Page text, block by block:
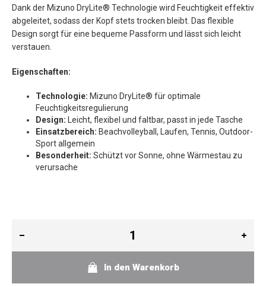
Dank der Mizuno DryLite® Technologie wird Feuchtigkeit effektiv
abgeleitet, sodass der Kopf stets trocken bleibt. Das flexible
Design sorgt für eine bequeme Passform und lässt sich leicht
verstauen.
Eigenschaften:
Technologie: Mizuno DryLite® für optimale
Feuchtigkeitsregulierung
Design: Leicht, flexibel und faltbar, passt in jede Tasche
Einsatzbereich: Beachvolleyball, Laufen, Tennis, Outdoor-
Sport allgemein
Besonderheit: Schützt vor Sonne, ohne Wärmestau zu
verursache
In den Warenkorb